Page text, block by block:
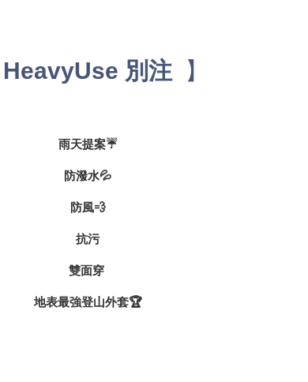
HeavyUse 別注 】
雨天提案☔️
防潑水💦
防風💨
抗污
雙面穿
地表最強登山外套🏆